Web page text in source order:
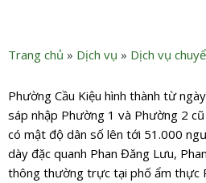
Trang chủ » Dịch vụ » Dịch vụ
Phường Cầu Kiệu hình thành từ
sáp nhập Phường 1 và Phường 2
có mật độ dân số lên tới 51.000
dày đặc quanh Phan Đăng Lưu,
thông thường trực tại phố ẩm thực